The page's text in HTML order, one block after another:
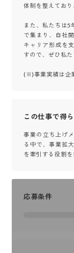
体制を整えており
また、私たちは5
で集まり、自社
キャリア形成を
すので、ぜひ私
(※)事業実績は企
この仕事で得
事業の立ち上げ
る中で、事業拡
を牽引する役割
応募条件